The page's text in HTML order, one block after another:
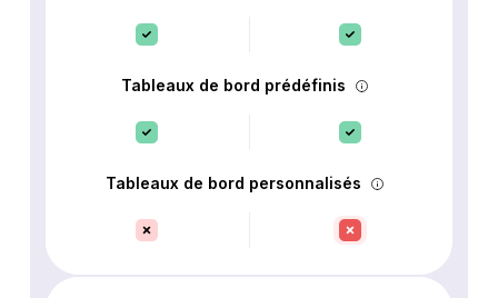
Tableaux de bord prédéfinis
Tableaux de bord personnalisés